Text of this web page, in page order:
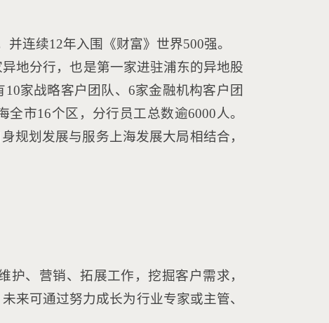
连续12年入围《财富》世界500强。
地分行，也是第一家进驻浦东的异地股
家战略客户团队、6家金融机构客户团
市16个区，分行员工总数逾6000人。
规划发展与服务上海发展大局相结合，
、营销、拓展工作，挖掘客户需求，
来可通过努力成长为行业专家或主管、